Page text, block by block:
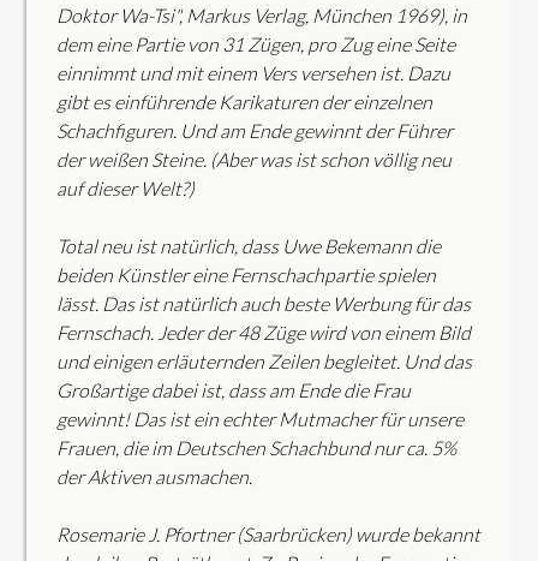
Doktor Wa-Tsi", Markus Verlag, München 1969), in
dem eine Partie von 31 Zügen, pro Zug eine Seite
einnimmt und mit einem Vers versehen ist. Dazu
gibt es einführende Karikaturen der einzelnen
Schachfiguren. Und am Ende gewinnt der Führer
der weißen Steine. (Aber was ist schon völlig neu
auf dieser Welt?)
Total neu ist natürlich, dass Uwe Bekemann die
beiden Künstler eine Fernschachpartie spielen
lässt. Das ist natürlich auch beste Werbung für das
Fernschach. Jeder der 48 Züge wird von einem Bild
und einigen erläuternden Zeilen begleitet. Und das
Großartige dabei ist, dass am Ende die Frau
gewinnt! Das ist ein echter Mutmacher für unsere
Frauen, die im Deutschen Schachbund nur ca. 5%
der Aktiven ausmachen.
Rosemarie J. Pfortner (Saarbrücken) wurde bekannt